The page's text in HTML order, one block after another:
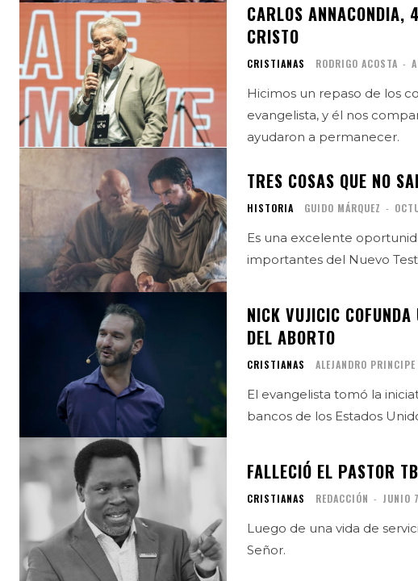
CARLOS ANNACONDIA,
CRISTO
CRISTIANAS RODRIGO ACOSTA -
Hicimos un repaso de los
evangelista, y él nos
ayudaron a permanecer.
TRES COSAS QUE NO
HISTORIA GUIDO MÁRQUEZ -
Es una excelente
importantes del Nuevo
NICK VUJICIC
DEL ABORTO
CRISTIANAS ALEJANDRO PRINCIPE
El evangelista tomó la
bancos de los Estados
FALLECIÓ EL PASTOR
CRISTIANAS REDACCIÓN - JUNIO
Luego de una vida de
Señor.